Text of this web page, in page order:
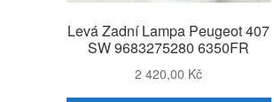
Levá Zadní Lampa Peugeot 407
SW 9683275280 6350FR
2 420,00 Kč